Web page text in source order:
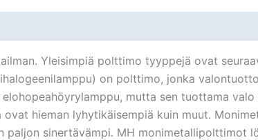
Yleisimpiä polttimo tyyppejä ovat
on polttimo, jonka
mutta sen tuottama valo
hieman lyhytikäisempiä kuin muut.
paljon sinertävämpi. MH monimetallipolttimot